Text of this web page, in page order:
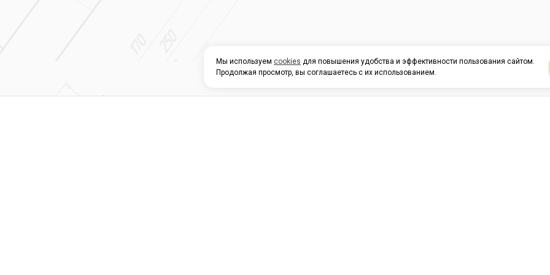
Мы используем cookies для повышения удобства и эффективности пользования сайтом.
Продолжая просмотр, вы соглашаетесь с их использованием.